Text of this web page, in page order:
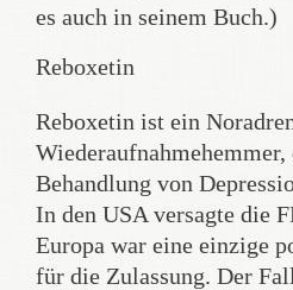
es auch in seinem Buch.)
Reboxetin
Reboxetin ist ein
Behandlung von
In den USA versagte die
Europa war eine einzige
für die Zulassung. Der